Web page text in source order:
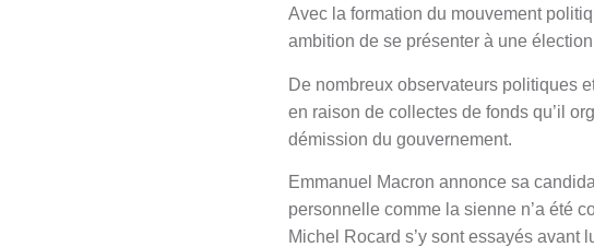
Avec la formation du mouvement
ambition de se présenter à une
De nombreux observateurs politiques
en raison de collectes de fonds qu’il
démission du gouvernement.
Emmanuel Macron annonce sa
personnelle comme la sienne n’a été
Michel Rocard s’y sont essayés avant